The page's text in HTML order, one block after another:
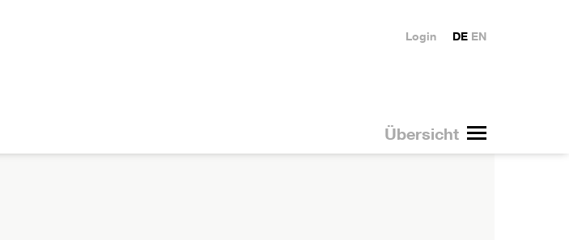
Übersicht
DE EN
Login